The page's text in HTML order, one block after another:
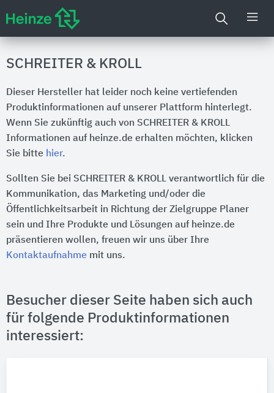
SCHREITER & KROLL
Dieser Hersteller hat leider noch keine vertiefenden
Produktinformationen auf unserer Plattform hinterlegt.
Wenn Sie zukünftig auch von SCHREITER & KROLL
Informationen auf heinze.de erhalten möchten, klicken
Sie bitte hier.
Sollten Sie bei SCHREITER & KROLL verantwortlich für die
Kommunikation, das Marketing und/oder die
Öffentlichkeitsarbeit in Richtung der Zielgruppe Planer
sein und Ihre Produkte und Lösungen auf heinze.de
präsentieren wollen, freuen wir uns über Ihre
Kontaktaufnahme mit uns.
Besucher dieser Seite haben sich auch
für folgende Produktinformationen
interessiert: